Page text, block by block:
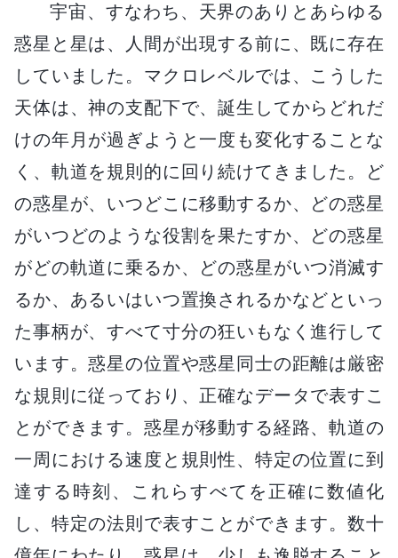
宇宙、すなわち、天界のありとあらゆる
惑星と星は、人間が出現する前に、既に存在
していました。マクロレベルでは、こうした
天体は、神の支配下で、誕生してからどれだ
けの年月が過ぎようと一度も変化することな
く、軌道を規則的に回り続けてきました。ど
の惑星が、いつどこに移動するか、どの惑星
がいつどのような役割を果たすか、どの惑星
がどの軌道に乗るか、どの惑星がいつ消滅す
るか、あるいはいつ置換されるかなどといっ
た事柄が、すべて寸分の狂いもなく進行して
います。惑星の位置や惑星同士の距離は厳密
な規則に従っており、正確なデータで表すこ
とができます。惑星が移動する経路、軌道の
一周における速度と規則性、特定の位置に到
達する時刻、これらすべてを正確に数値化
し、特定の法則で表すことができます。数十